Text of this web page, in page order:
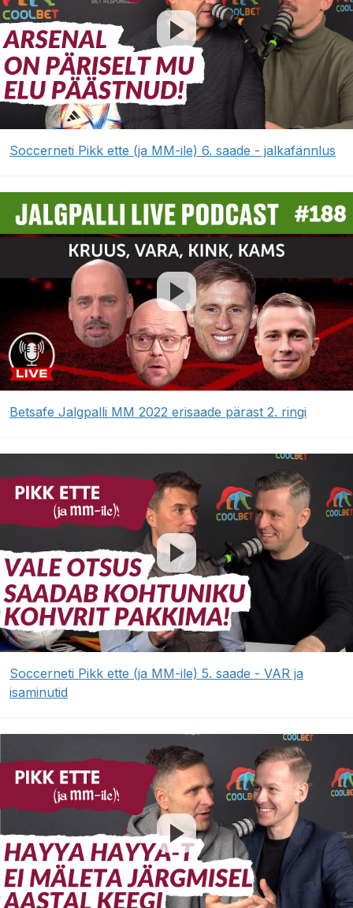
Soccerneti Pikk ette (ja MM-ile) 6. saade - jalkafännlus
Betsafe Jalgpalli MM 2022 erisaade pärast 2. ringi
Soccerneti Pikk ette (ja MM-ile) 5. saade - VAR ja
isaminutid